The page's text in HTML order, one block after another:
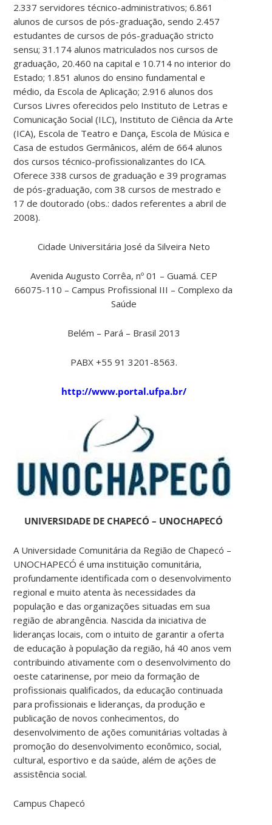
2.337 servidores técnico-administrativos; 6.861
alunos de cursos de pós-graduação, sendo 2.457
estudantes de cursos de pós-graduação stricto
sensu; 31.174 alunos matriculados nos cursos de
graduação, 20.460 na capital e 10.714 no interior do
Estado; 1.851 alunos do ensino fundamental e
médio, da Escola de Aplicação; 2.916 alunos dos
Cursos Livres oferecidos pelo Instituto de Letras e
Comunicação Social (ILC), Instituto de Ciência da Arte
(ICA), Escola de Teatro e Dança, Escola de Música e
Casa de estudos Germânicos, além de 664 alunos
dos cursos técnico-profissionalizantes do ICA.
Oferece 338 cursos de graduação e 39 programas
de pós-graduação, com 38 cursos de mestrado e
17 de doutorado (obs.: dados referentes a abril de
2008).
Cidade Universitária José da Silveira Neto
Avenida Augusto Corrêa, nº 01 – Guamá. CEP
66075-110 – Campus Profissional III – Complexo da
Saúde
Belém – Pará – Brasil 2013
PABX +55 91 3201-8563.
http://www.portal.ufpa.br/
UNIVERSIDADE DE CHAPECÓ – UNOCHAPECÓ
A Universidade Comunitária da Região de Chapecó –
UNOCHAPECÓ é uma instituição comunitária,
profundamente identificada com o desenvolvimento
regional e muito atenta às necessidades da
população e das organizações situadas em sua
região de abrangência. Nascida da iniciativa de
lideranças locais, com o intuito de garantir a oferta
de educação à população da região, há 40 anos vem
contribuindo ativamente com o desenvolvimento do
oeste catarinense, por meio da formação de
profissionais qualificados, da educação continuada
para profissionais e lideranças, da produção e
publicação de novos conhecimentos, do
desenvolvimento de ações comunitárias voltadas à
promoção do desenvolvimento econômico, social,
cultural, esportivo e da saúde, além de ações de
assistência social.
Campus Chapecó